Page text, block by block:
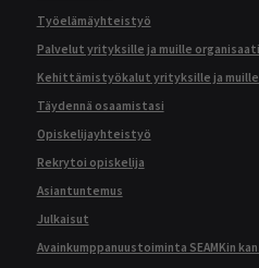
Työelämäyhteistyö
Palvelut yrityksille ja muille
Kehittämistyökalut yrityksille ja
Täydennä osaamistasi
Opiskelijayhteistyö
Rekrytoi opiskelija
Asiantuntemus
Julkaisut
Avainkumppanuustoiminta SEAMKin